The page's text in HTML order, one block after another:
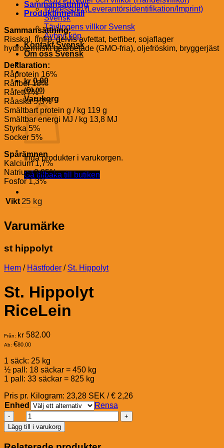
Impressum (Leverantörsidentifikation/Imprint)
Svensk
Tävlingens villkor Svensk
Avbryt köp
Kontakt Svensk
Om oss Svensk
kr0.00
(€0.00)
Varukorg
Inga produkter i varukorgen.
Gå tillbaka till butiken
Sammansättning
Produktinnehåll
Sammansättning:
Risskal, linfrö, delvis avfettat, betfiber, sojaflager
hydrotermiskt bearbetade (GMO-fria), oljefröskim, bryggerjäst
Deklaration:
Råprotein 16%
Råfiber 18%
Råfett 7%
Råaska 5,3%
Smältbart protein g / kg 119 g
Smältbar energi MJ / kg 13,8 MJ
Styrka 5%
Socker 5%
Spårämnen
Kalcium 1,7%
Natrium 0,05%
Fosfor 1,3%
Vikt25 kg
Varumärke
st hippolyt
Hem / Hästfoder / St. Hippolyt
St. Hippolyt
RiceLein
Från: kr 582.00
Ab: €80.00
1 säck: 25 kg
½ pall: 18 säckar = 450 kg
1 pall: 33 säckar = 825 kg
Pris pr. Kilogram: 23,28 SEK / € 2,26
Enhed
Rensa
Hippolyt
RiceLein
mängd
Lägg till i varukorg